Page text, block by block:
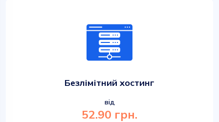
Безлімітний хостинг
від
52.90 грн.